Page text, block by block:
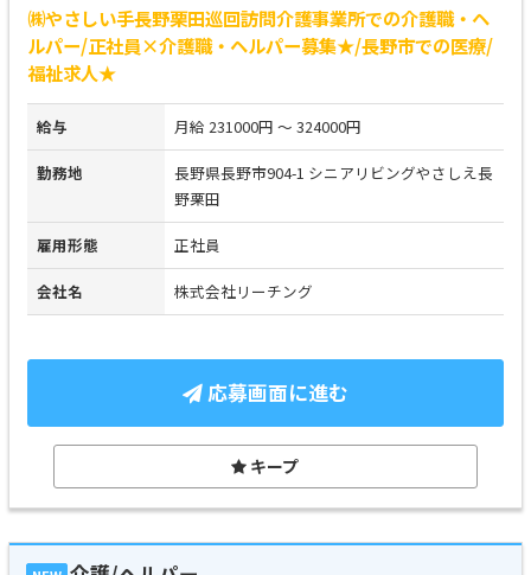
㈱やさしい手長野栗田巡回訪問介護事業所での介護職・ヘ
ルパー/正社員×介護職・ヘルパー募集★/長野市での医療/
福祉求人★
給与 月給 231000円 ～ 324000円
勤務地
長野県長野市904-1 シニアリビングやさしえ長
野栗田
雇用形態 正社員
会社名 株式会社リーチング
応募画面に進む
キープ